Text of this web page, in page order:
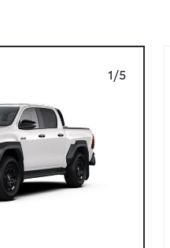
1/5